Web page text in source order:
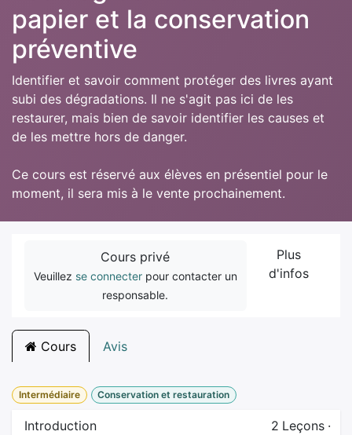
papier et la conservation
préventive
Identifier et savoir comment protéger des livres ayant
subi des dégradations. Il ne s'agit pas ici de les
restaurer, mais bien de savoir identifier les causes et
de les mettre hors de danger.
Ce cours est réservé aux élèves en présentiel pour le
moment, il sera mis à le vente prochainement.
Cours privé
Veuillez se connecterpour contacter un
responsable.
Plus
d'infos
Cours Avis
Intermédiaire Conservation et restauration
Introduction 2 Leçons ·